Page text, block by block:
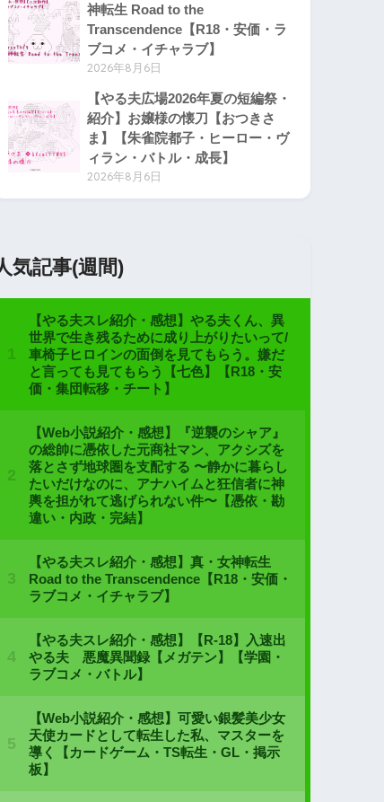
神転生 Road to the
Transcendence【R18・安価・ラ
ブコメ・イチャラブ】
2026年8月6日
【やる夫広場2026年夏の短編祭・
紹介】お嬢様の懐刀【おつきさ
ま】【朱雀院都子・ヒーロー・ヴ
ィラン・バトル・成長】
2026年8月6日
気記事(週間)